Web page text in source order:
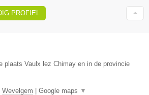
PROFIEL
plaats Vaulx lez Chimay en in de provincie
Wevelgem | Google maps ▼